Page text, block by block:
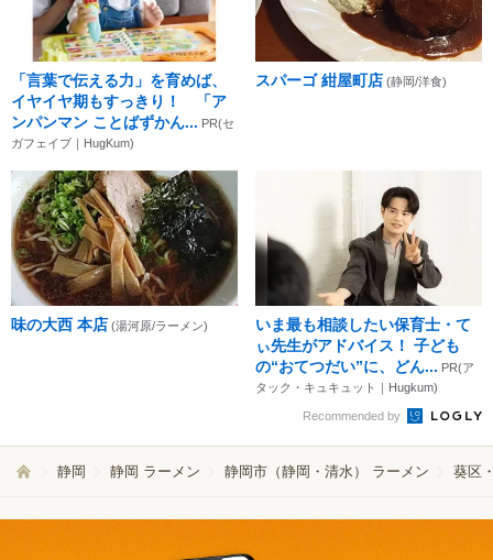
「言葉で伝える力」を育めば、
イヤイヤ期もすっきり！ 「ア
ンパンマン ことばずかん... PR(セ
ガフェイブ｜HugKum)
スパーゴ 紺屋町店 (静岡/洋食)
味の大西 本店 (湯河原/ラーメン)
いま最も相談したい保育士・て
ぃ先生がアドバイス！ 子ども
の“おてつだい”に、どん... PR(ア
タック・キュキュット｜Hugkum)
Recommended by
静岡 静岡 ラーメン 静岡市（静岡・清水） ラーメン 葵区